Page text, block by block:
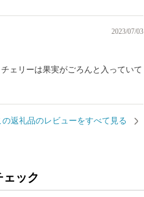
2023/07/03
ェリーは果実がごろんと入っていて
の返礼品のレビューをすべて見る
ック